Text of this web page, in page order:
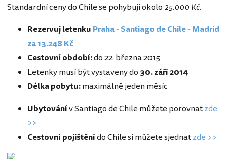
Standardní ceny do Chile se pohybují okolo 25.000 Kč.
Rezervuj letenku Praha - Santiago de Chile - Madrid
za 13.248 Kč
Cestovní období:do 22. března 2015
Letenky musí být vystaveny do 30. září 2014
Délka pobytu:maximálně jeden měsíc
Ubytovánív Santiago de Chile můžete porovnatzde
>>
Cestovní pojištěnído Chile si můžete sjednatzde >>